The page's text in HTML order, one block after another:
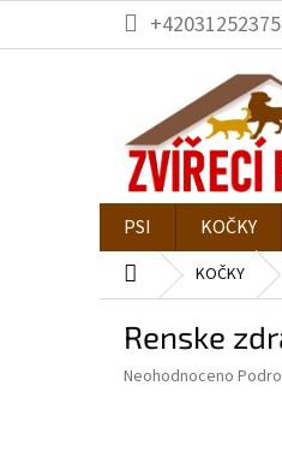
obsah
PSI KOČKY
Domů KOČKY
Renske
Průměrné
Neohodnoceno